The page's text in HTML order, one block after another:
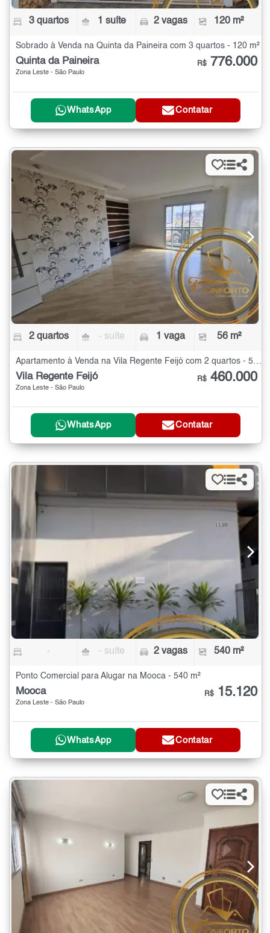
3 quartos 1 suíte 2 vagas 120 m²
Sobrado à Venda na Quinta da Paineira com 3 quartos - 120 m²
Quinta da Paineira
Zona Leste - São Paulo
R$ 776.000
WhatsApp Contatar
2 quartos - suíte 1 vaga 56 m²
Vila Regente Feijó
Zona Leste - São Paulo
R$ 460.000
WhatsApp Contatar
- - suíte 2 vagas 540 m²
Ponto Comercial para Alugar na Mooca - 540 m²
Mooca
Zona Leste - São Paulo
R$ 15.120
WhatsApp Contatar